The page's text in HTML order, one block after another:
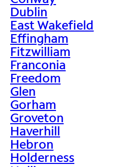
Dublin
East Wakefield
Effingham
Fitzwilliam
Franconia
Freedom
Glen
Gorham
Groveton
Haverhill
Hebron
Holderness